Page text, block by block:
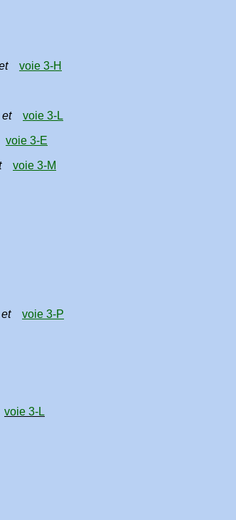
voie 3-H
voie 3-L
voie 3-E
voie 3-M
et voie 3-P
voie 3-L